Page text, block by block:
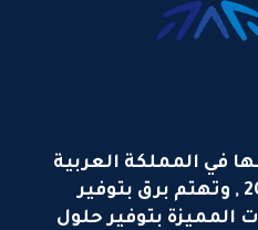
في المملكة العربية
السعودية عام 2021 , وتهتم برق بتوفير
المميزة بتوفير حلول